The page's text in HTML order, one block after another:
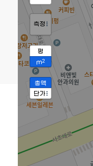
측정
평
m2
총액
단가